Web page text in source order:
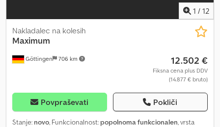
1 / 12
Göttingen 706 km
Nakladalec na kolesih
Maximum
12.502 €
Fiksna cena plus DDV
(14.877 € bruto)
Povpraševati Pokliči
Stanje: novo, Funkcionalnost: popolnoma funkcionalen, vrsta